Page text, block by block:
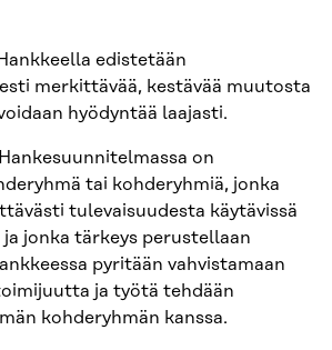
edistetään
merkittävää, kestävää muutosta
hyödyntää laajasti.
on
tai kohderyhmiä, jonka
tulevaisuudesta käytävissä
ja jonka tärkeys perustellaan
pyritään vahvistamaan
ja työtä tehdään
kohderyhmän kanssa.